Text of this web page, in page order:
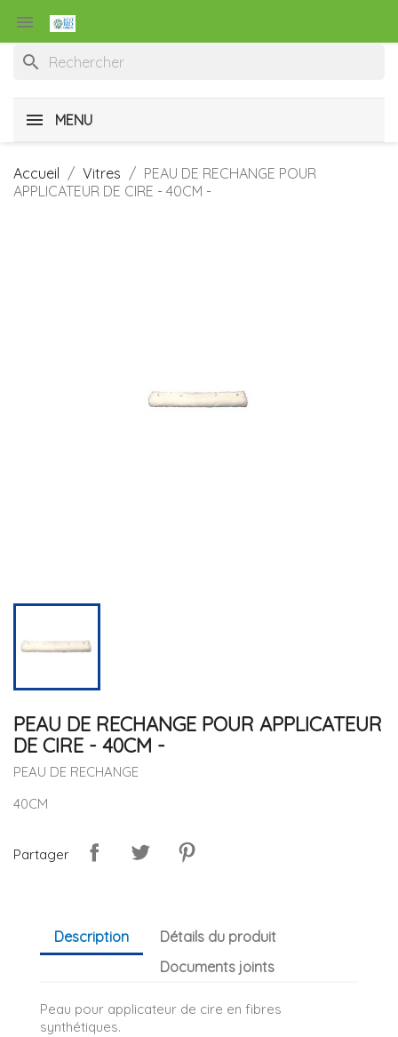

search
MENU
Accueil Vitres
PEAU DE RECHANGE POUR
APPLICATEUR DE CIRE - 40CM -
PEAU DE RECHANGE POUR APPLICATEUR
DE CIRE - 40CM -
PEAU DE RECHANGE
40CM
Partager
Description
Détails du produit
Documents joints
Peau pour applicateur de cire en fibres
synthétiques.